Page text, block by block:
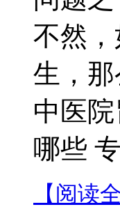
不然
生，
中医
哪些
【阅读